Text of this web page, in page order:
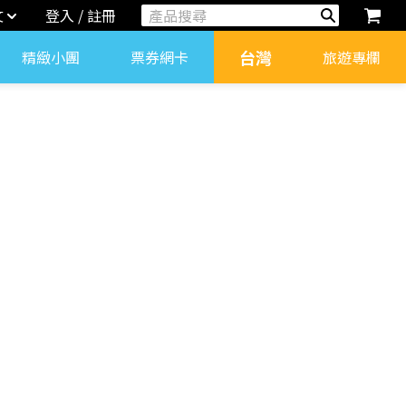
登入 / 註冊
精緻小團
票券網卡 台灣 旅遊專欄